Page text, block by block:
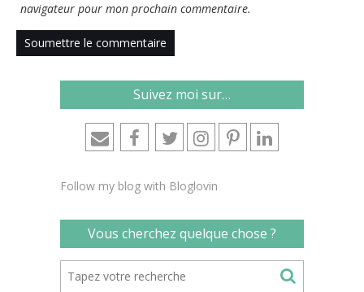
navigateur pour mon prochain commentaire.
Suivez moi sur…
Follow my blog with Bloglovin
Vous cherchez quelque chose ?